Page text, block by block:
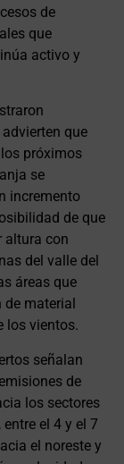
de
que
activo y
que
próximos
se
incremento
de que
altura con
del valle del
áreas que
material
los vientos.
señalan
de
los sectores
el 4 y el 7
el noreste y